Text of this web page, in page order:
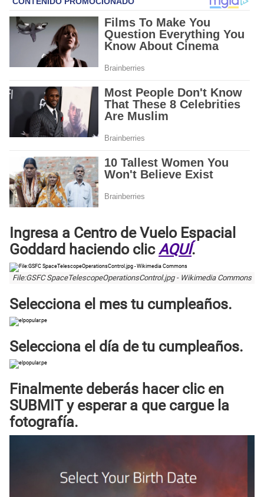
Ingresa a Centro de Vuelo Espacial
Goddard haciendo clicAQUÍ.
File:GSFC SpaceTelescopeOperationsControl.jpg - Wikimedia Commons
Selecciona el mes tu cumpleaños.
Selecciona el día de tu cumpleaños.
Finalmente deberás hacer clic en
SUBMITy esperar a que cargue la
fotografía.